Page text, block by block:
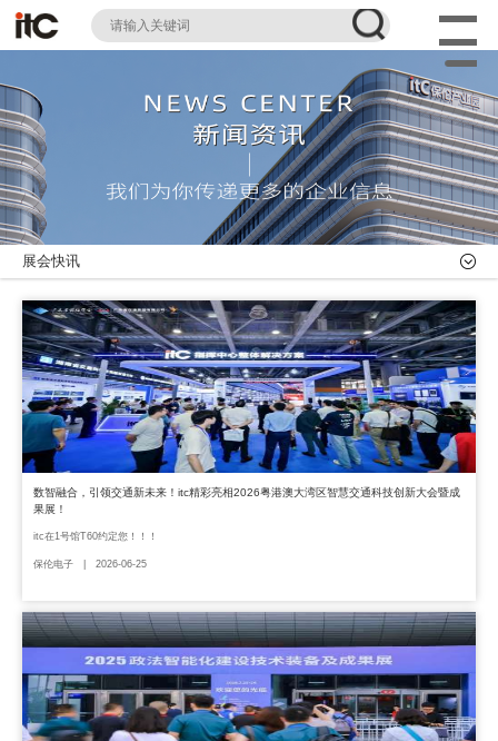
展会快讯
数智融合，引领交通新未来！itc精彩亮相2026粤港澳大湾区智慧交通科技创新大会暨成
果展！
itc在1号馆T60约定您！！！
保伦电子 | 2026-06-25